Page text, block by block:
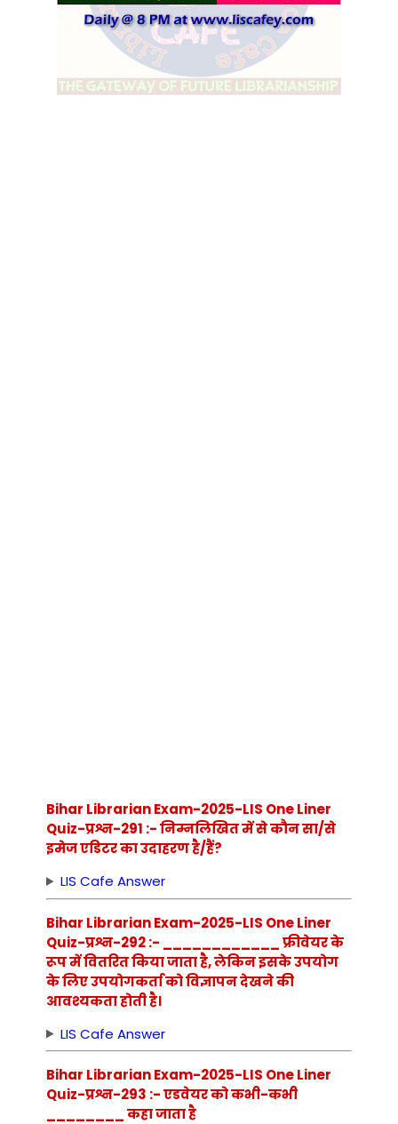
Bihar Librarian Exam-2025-LIS One Liner
Quiz-प्रश्न-291 :- निम्नलिखित में से कौन सा/से
इमेज एडिटर का उदाहरण है/हैं?
LIS Cafe Answer
Bihar Librarian Exam-2025-LIS One Liner
Quiz-प्रश्न-292 :- ____________ फ्रीवेयर के
रूप में वितरित किया जाता है, लेकिन इसके उपयोग
के लिए उपयोगकर्ता को विज्ञापन देखने की
आवश्यकता होती है।
LIS Cafe Answer
Bihar Librarian Exam-2025-LIS One Liner
Quiz-प्रश्न-293 :- एडवेयर को कभी-कभी
________ कहा जाता है